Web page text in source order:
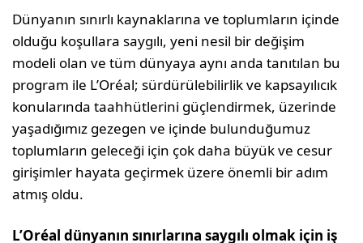
Dünyanın sınırlı kaynaklarına ve toplumların içinde
olduğu koşullara saygılı, yeni nesil bir değişim
modeli olan ve tüm dünyaya aynı anda tanıtılan bu
program ile L’Oréal; sürdürülebilirlik ve kapsayılıcık
konularında taahhütlerini güçlendirmek, üzerinde
yaşadığımız gezegen ve içinde bulunduğumuz
toplumların geleceği için çok daha büyük ve cesur
girişimler hayata geçirmek üzere önemli bir adım
atmış oldu.
L’Oréal dünyanın sınırlarına saygılı olmak için iş